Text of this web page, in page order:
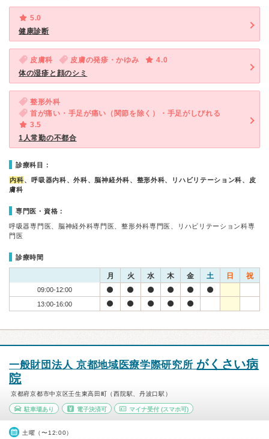
5.0
健康診断
皮膚科 皮膚の発疹・かゆみ
4.0
体の湿疹と顔のシミ
整形外科
首が痛い・手足が痛い（関節を除く）・手足がしびれる
3.5
1人常勤の不都合
診療科目：
内科、呼吸器内科、外科、脳神経外科、整形外科、リハビリテーション科、皮
膚科
専門医・資格：
呼吸器専門医、脳神経外科専門医、整形外科専門医、リハビリテーション科専
門医
診療時間
月 火 水 木 金 土 日 祝
09:00-12:00
13:00-16:00
一般財団法人 京都地域医療学際研究所 がくさい病
院
京都府京都市中京区壬生東高田町（西院駅、丹波口駅）
駐車場あり 電子決済可 マイナ受付 (スマホ可)
土曜（〜12:00）